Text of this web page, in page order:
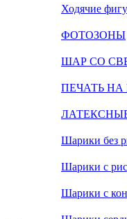
Ходячие
ФОТОЗОНЫ
ШАР СО
ПЕЧАТЬ
Шарики без
Шарики с
Шарики с